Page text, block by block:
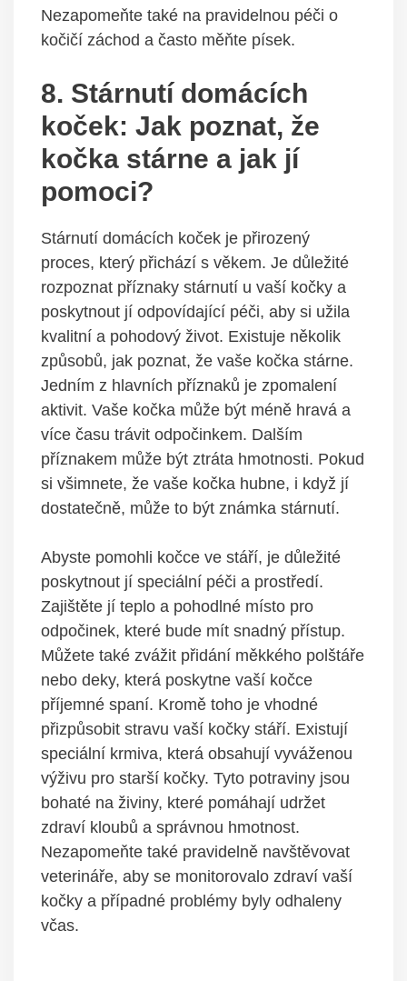
Nezapomeňte také na pravidelnou péči o
kočičí záchod a často měňte písek.
8. Stárnutí domácích
koček: Jak poznat, že
kočka stárne a jak jí
pomoci?
Stárnutí domácích koček je přirozený
proces, který přichází s věkem. Je důležité
rozpoznat příznaky stárnutí u vaší kočky a
poskytnout jí odpovídající péči, aby si užila
kvalitní a pohodový život. Existuje několik
způsobů, jak poznat, že vaše kočka stárne.
Jedním z hlavních příznaků je zpomalení
aktivit. Vaše kočka může být méně hravá a
více času trávit odpočinkem. Dalším
příznakem může být ztráta hmotnosti. Pokud
si všimnete, že vaše kočka hubne, i když jí
dostatečně, může to být známka stárnutí.
Abyste pomohli kočce ve stáří, je důležité
poskytnout jí speciální péči a prostředí.
Zajištěte jí teplo a pohodlné místo pro
odpočinek, které bude mít snadný přístup.
Můžete také zvážit přidání měkkého polštáře
nebo deky, která poskytne vaší kočce
příjemné spaní. Kromě toho je vhodné
přizpůsobit stravu vaší kočky stáří. Existují
speciální krmiva, která obsahují vyváženou
výživu pro starší kočky. Tyto potraviny jsou
bohaté na živiny, které pomáhají udržet
zdraví kloubů a správnou hmotnost.
Nezapomeňte také pravidelně navštěvovat
veterináře, aby se monitorovalo zdraví vaší
kočky a případné problémy byly odhaleny
včas.